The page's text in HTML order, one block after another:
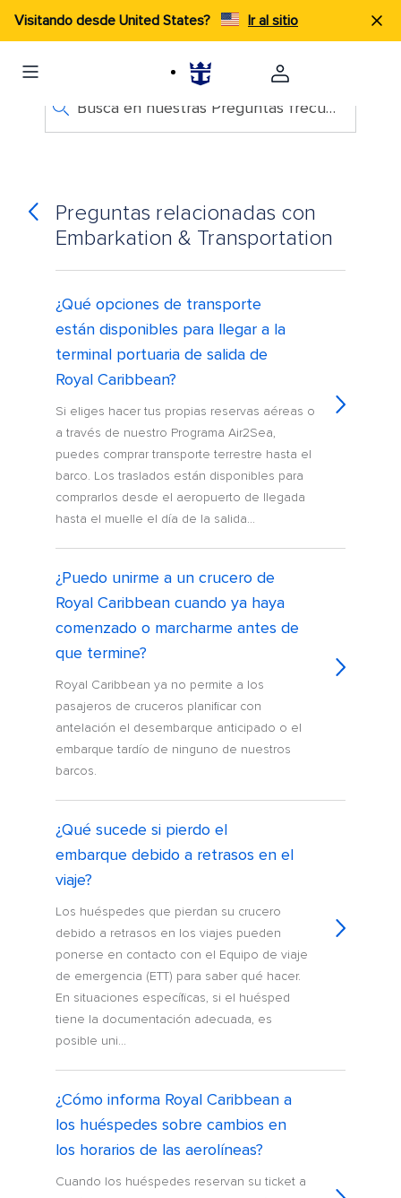
Visitando desde United States? Ir al sitio
Busca en nuestras Preguntas frecuentes
Preguntas relacionadas con
Embarkation & Transportation
¿Qué opciones de transporte
están disponibles para llegar a la
terminal portuaria de salida de
Royal Caribbean?
Si eliges hacer tus propias reservas aéreas o
a través de nuestro Programa Air2Sea,
puedes comprar transporte terrestre hasta el
barco. Los traslados están disponibles para
comprarlos desde el aeropuerto de llegada
hasta el muelle el día de la salida...
¿Puedo unirme a un crucero de
Royal Caribbean cuando ya haya
comenzado o marcharme antes de
que termine?
Royal Caribbean ya no permite a los
pasajeros de cruceros planificar con
antelación el desembarque anticipado o el
embarque tardío de ninguno de nuestros
barcos.
¿Qué sucede si pierdo el
embarque debido a retrasos en el
viaje?
Los huéspedes que pierdan su crucero
debido a retrasos en los viajes pueden
ponerse en contacto con el Equipo de viaje
de emergencia (ETT) para saber qué hacer.
En situaciones específicas, si el huésped
tiene la documentación adecuada, es
posible uni...
¿Cómo informa Royal Caribbean a
los huéspedes sobre cambios en
los horarios de las aerolíneas?
Cuando los huéspedes reservan su ticket a